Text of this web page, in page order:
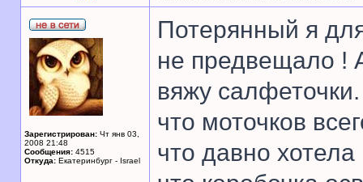
Зарегистрирован: Чт янв 03,
2008 21:48
Сообщения: 4515
Откуда: Екатеринбург - Israel
Потерянный я
не предвещало !
вяжу
что моточков
что давно хотела